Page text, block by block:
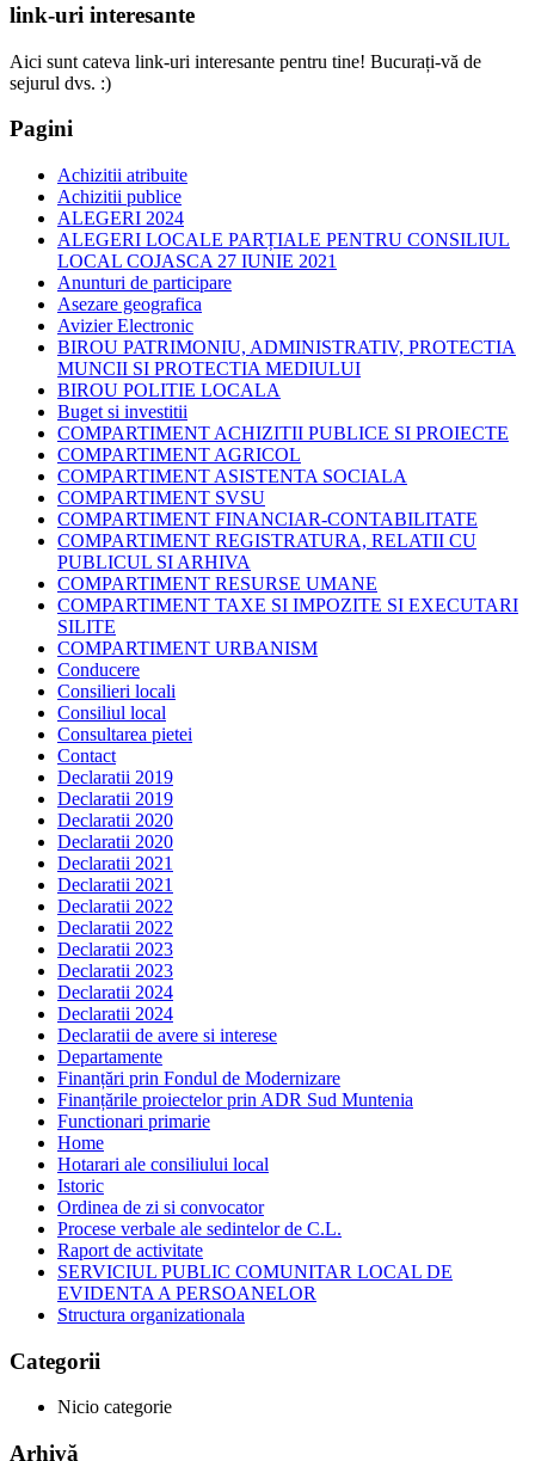
link-uri interesante
Aici sunt cateva link-uri interesante pentru tine! Bucurați-vă de
sejurul dvs. :)
Pagini
Achizitii atribuite
Achizitii publice
ALEGERI 2024
ALEGERI LOCALE PARȚIALE PENTRU CONSILIUL
LOCAL COJASCA 27 IUNIE 2021
Anunturi de participare
Asezare geografica
Avizier Electronic
BIROU PATRIMONIU, ADMINISTRATIV, PROTECTIA
MUNCII SI PROTECTIA MEDIULUI
BIROU POLITIE LOCALA
Buget si investitii
COMPARTIMENT ACHIZITII PUBLICE SI PROIECTE
COMPARTIMENT AGRICOL
COMPARTIMENT ASISTENTA SOCIALA
COMPARTIMENT SVSU
COMPARTIMENT FINANCIAR-CONTABILITATE
COMPARTIMENT REGISTRATURA, RELATII CU
PUBLICUL SI ARHIVA
COMPARTIMENT RESURSE UMANE
COMPARTIMENT TAXE SI IMPOZITE SI EXECUTARI
SILITE
COMPARTIMENT URBANISM
Conducere
Consilieri locali
Consiliul local
Consultarea pietei
Contact
Declaratii 2019
Declaratii 2019
Declaratii 2020
Declaratii 2020
Declaratii 2021
Declaratii 2021
Declaratii 2022
Declaratii 2022
Declaratii 2023
Declaratii 2023
Declaratii 2024
Declaratii 2024
Declaratii de avere si interese
Departamente
Finanțări prin Fondul de Modernizare
Finanțările proiectelor prin ADR Sud Muntenia
Functionari primarie
Home
Hotarari ale consiliului local
Istoric
Ordinea de zi si convocator
Procese verbale ale sedintelor de C.L.
Raport de activitate
SERVICIUL PUBLIC COMUNITAR LOCAL DE
EVIDENTA A PERSOANELOR
Structura organizationala
Categorii
Nicio categorie
Arhivă